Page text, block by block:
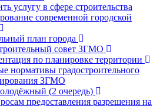
услугу в сфере строительства
современной городской
план города
совет ЗГМО
по планировке территории
нормативы градостроительного
ЗГМО
(2 очередь)
предоставления разрешения на